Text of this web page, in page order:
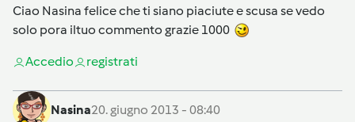
Ciao Nasina felice che ti siano piaciute e scusa se vedo
solo pora iltuo commento grazie 1000
Accedio registrati
Nasina20. giugno 2013 - 08:40